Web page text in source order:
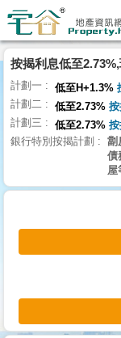
主
頁
搵
樓/
交
業
主
宅
按揭利息低至
計劃一 低至H+1.3%
計劃二 低至2.73%
計劃三 低至2.73%
銀行特別按揭計劃
劏
債
屋